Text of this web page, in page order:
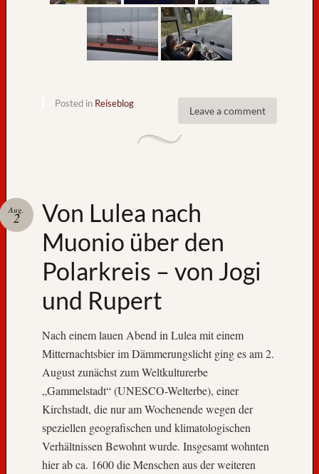
Leave a comment
Posted in Reiseblog
Von Lulea nach
Muonio über den
Polarkreis – von Jogi
und Rupert
Aug.
2
Nach einem lauen Abend in Lulea mit einem
Mitternachtsbier im Dämmerungslicht ging es am 2.
August zunächst zum Weltkulturerbe
„Gammelstadt“ (UNESCO-Welterbe), einer
Kirchstadt, die nur am Wochenende wegen der
speziellen geografischen und klimatologischen
Verhältnissen Bewohnt wurde. Insgesamt wohnten
hier ab ca. 1600 die Menschen aus der weiteren